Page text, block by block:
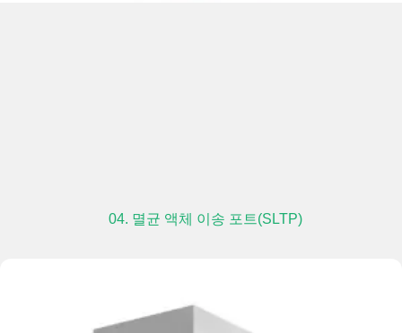
04. 멸균 액체 이송 포트(SLTP)